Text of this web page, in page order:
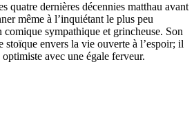
quatre dernières décennies matthau avant
même à l’inquiétant le plus peu
sympathique et grincheuse. Son
stoïque envers la vie ouverte à l’espoir; il
avec une égale ferveur.